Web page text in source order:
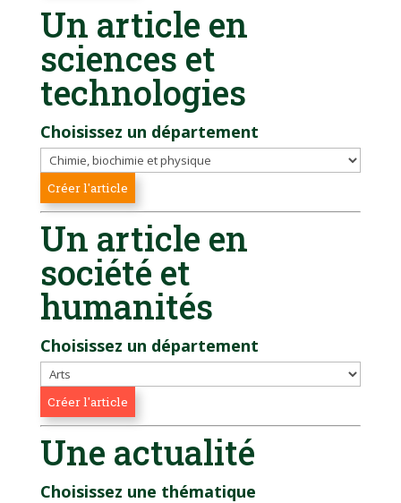
Un article en
sciences et
technologies
Choisissez un département
Un article en
société et
humanités
Choisissez un département
Une actualité
Choisissez une thématique